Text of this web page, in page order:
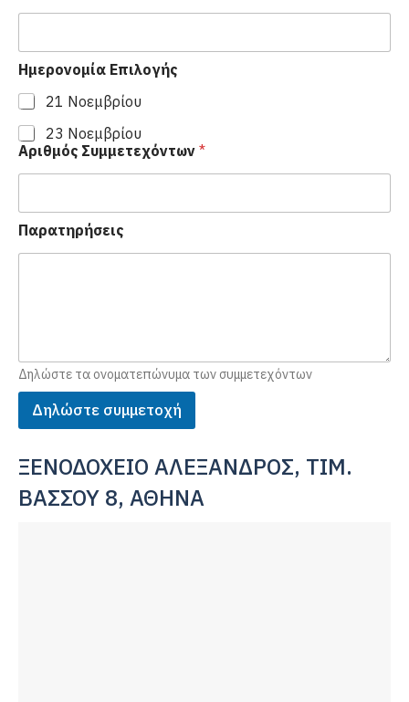
Ημερονομία Επιλογής
21 Νοεμβρίου
23 Νοεμβρίου
Αριθμός Συμμετεχόντων *
Παρατηρήσεις
Δηλώστε τα ονοματεπώνυμα των συμμετεχόντων
Δηλώστε συμμετοχή
ΞΕΝΟΔΟΧΕΙΟ ΑΛΕΞΑΝΔΡΟΣ, ΤΙΜ.
ΒΑΣΣΟΥ 8, ΑΘΗΝΑ